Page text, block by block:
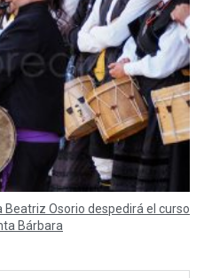
Beatriz Osorio despedirá el curso
Bárbara